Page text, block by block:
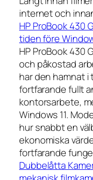
internet och
HP ProBook 430
tiden före
HP ProBook 430
och påkostad
har den hamnat
fortfarande fullt
kontorsarbete,
Windows 11.
hur snabbt en
ekonomiska
fortfarande
Dubbelåtta